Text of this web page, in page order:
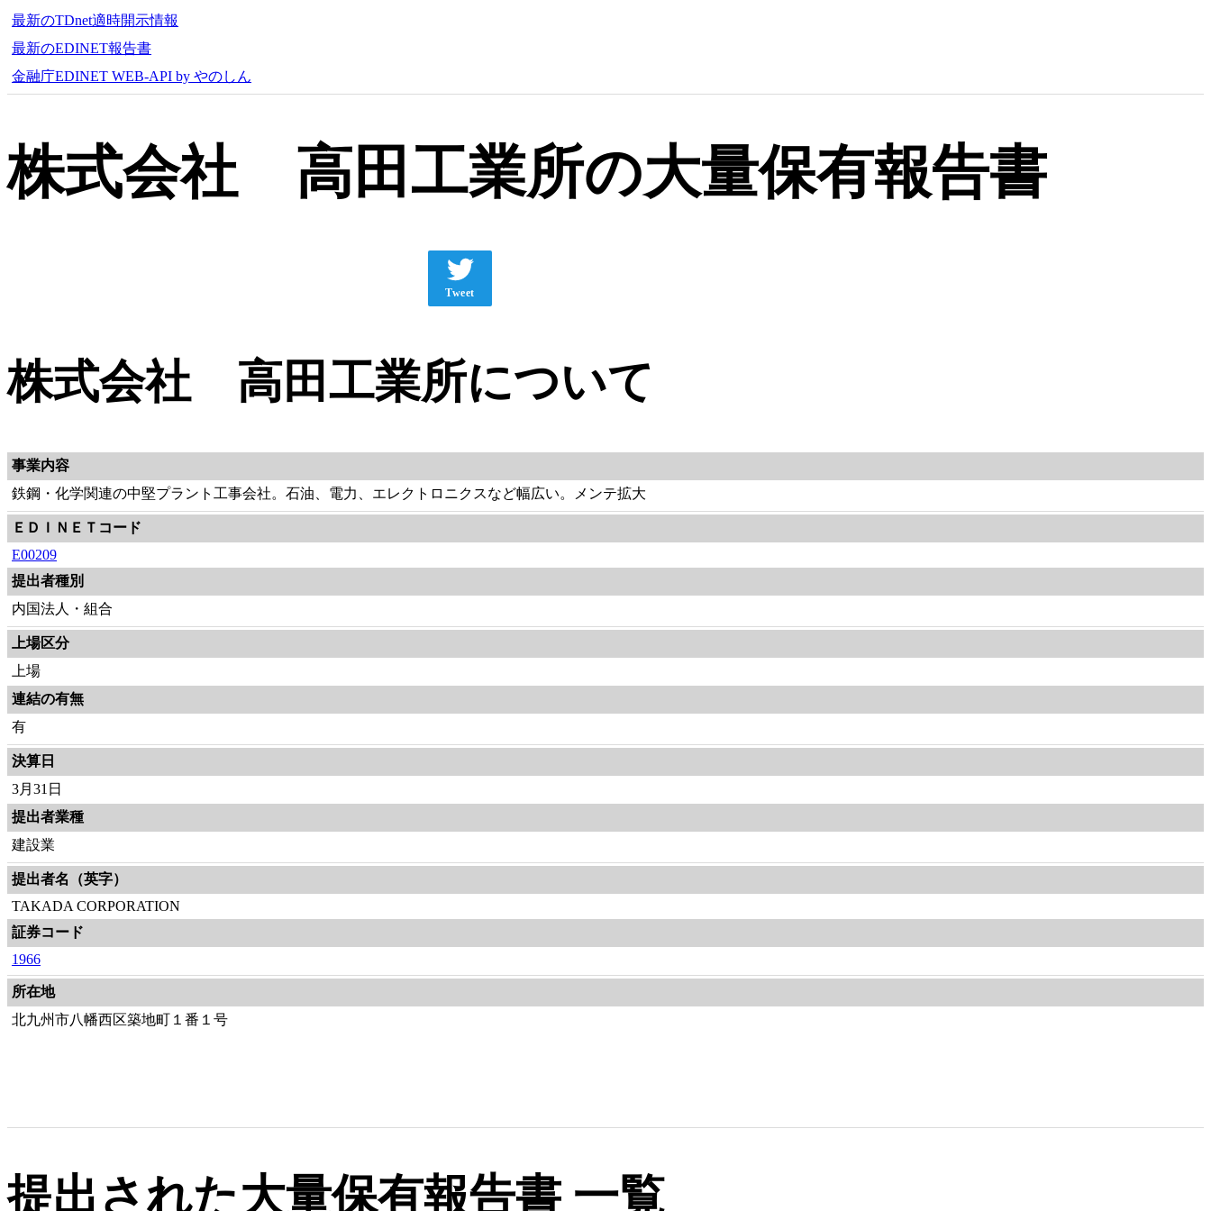
最新のTDnet適時開示情報
最新のEDINET報告書
金融庁EDINET WEB-API by やのしん
株式会社 高田工業所の大量保有報告書
Tweet
株式会社 高田工業所について
事業内容
鉄鋼・化学関連の中堅プラント工事会社。石油、電力、エレクトロニクスなど幅広い。メンテ拡大
ＥＤＩＮＥＴコード
E00209
提出者種別
内国法人・組合
上場区分
上場
連結の有無
有
決算日
3月31日
提出者業種
建設業
提出者名（英字）
TAKADA CORPORATION
証券コード
1966
所在地
北九州市八幡西区築地町１番１号
提出された大量保有報告書 一覧